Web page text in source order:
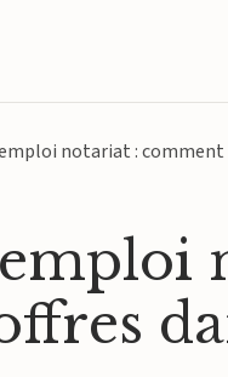
notariat :